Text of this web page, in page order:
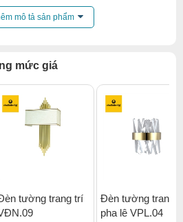
quà tặng và khuyến mãi của
mô tả sản phẩm
mức giá
tường trang trí
Đèn tường trang
pha lê VPL.04